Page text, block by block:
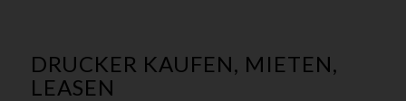
DRUCKER KAUFEN, MIETEN,
LEASEN